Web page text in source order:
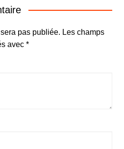
pas publiée. Les champs
avec *